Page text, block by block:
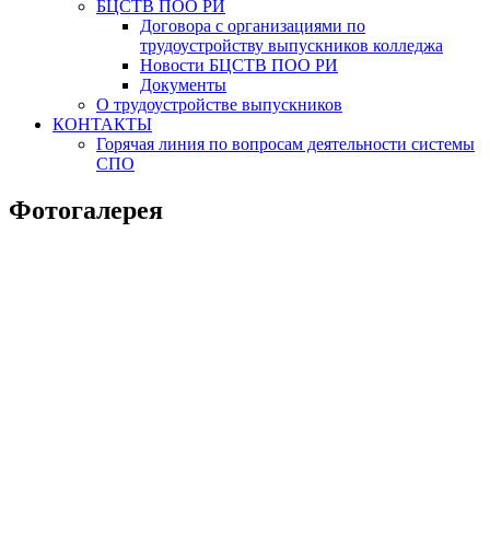
БЦСТВ ПОО РИ
Договора с организациями по
трудоустройству выпускников колледжа
Новости БЦСТВ ПОО РИ
Документы
О трудоустройстве выпускников
КОНТАКТЫ
Горячая линия по вопросам деятельности системы
СПО
Фотогалерея